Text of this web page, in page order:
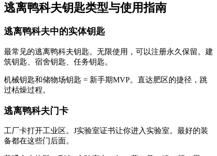
逃离鸭科夫钥匙类型与使用指南
逃离鸭科夫中的实体钥匙
最常见的逃离鸭科夫钥匙。无限使用，可以注册永久保留。建
筑钥匙、宿舍钥匙、任务钥匙。
机械钥匙和储物场钥匙 = 新手期MVP。直达肥区的捷径，跳
过枯燥过程。
逃离鸭科夫门卡
工厂卡打开工业区。J实验室证书让你进入实验室。最好的装
备都在这些门后面。